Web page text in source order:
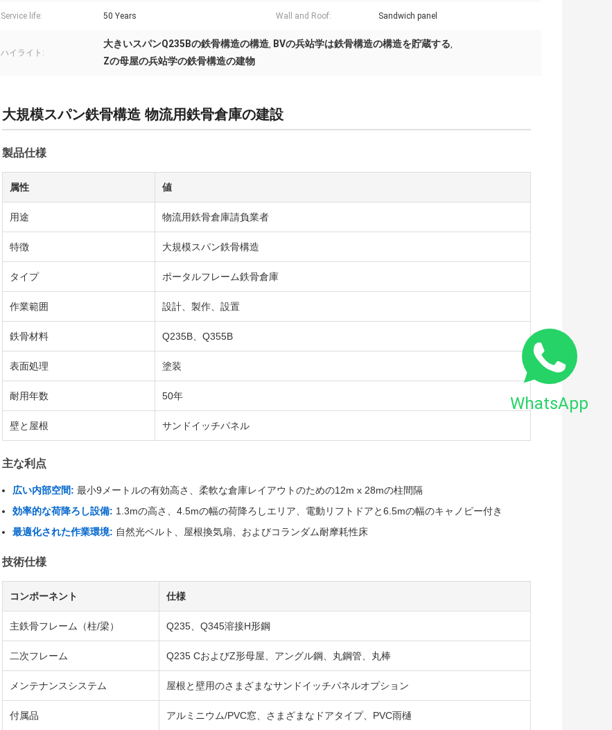
Service life: 50 Years Wall and Roof: Sandwich panel
ハイライト:
大きいスパンQ235Bの鉄骨構造の構造, BVの兵站学は鉄骨構造の構造を貯蔵する,
Zの母屋の兵站学の鉄骨構造の建物
大規模スパン鉄骨構造 物流用鉄骨倉庫の建設
製品仕様
属性 値
用途 物流用鉄骨倉庫請負業者
特徴 大規模スパン鉄骨構造
タイプ ポータルフレーム鉄骨倉庫
作業範囲 設計、製作、設置
鉄骨材料 Q235B、Q355B
表面処理 塗装
耐用年数 50年
壁と屋根 サンドイッチパネル
主な利点
広い内部空間: 最小9メートルの有効高さ、柔軟な倉庫レイアウトのための12m x 28mの柱間隔
効率的な荷降ろし設備: 1.3mの高さ、4.5mの幅の荷降ろしエリア、電動リフトドアと6.5mの幅のキャノピー付き
最適化された作業環境: 自然光ベルト、屋根換気扇、およびコランダム耐摩耗性床
技術仕様
コンポーネント 仕様
主鉄骨フレーム（柱/梁） Q235、Q345溶接H形鋼
二次フレーム Q235 CおよびZ形母屋、アングル鋼、丸鋼管、丸棒
メンテナンスシステム 屋根と壁用のさまざまなサンドイッチパネルオプション
付属品 アルミニウム/PVC窓、さまざまなドアタイプ、PVC雨樋
WhatsApp